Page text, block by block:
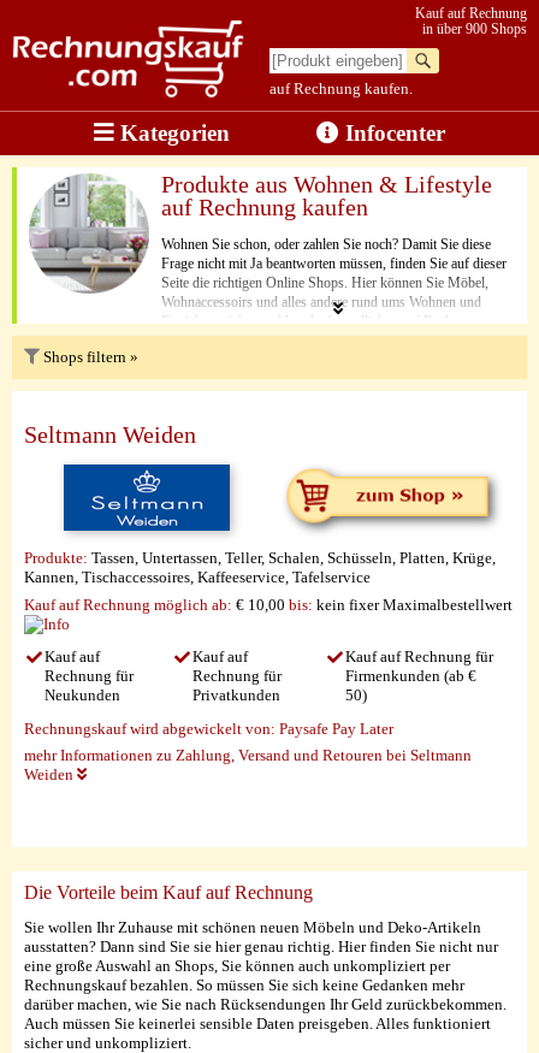
auf Rechnung kaufen.
Kauf auf Rechnung
in über 900 Shops
Kategorien Infocenter
Produkte aus Wohnen & Lifestyle
auf Rechnung kaufen
Wohnen Sie schon, oder zahlen Sie noch? Damit Sie diese
Frage nicht mit Ja beantworten müssen, finden Sie auf dieser
Seite die richtigen Online Shops. Hier können Sie Möbel,
Wohnaccessoirs und alles andere rund ums Wohnen und
Einrichten sicher und kundenfreundlichen auf Rechnung
bestellen und nach erhalt der Lieferung zahlen.
Shops filtern »
Seltmann Weiden
Produkte: Tassen, Untertassen, Teller, Schalen, Schüsseln, Platten, Krüge,
Kannen, Tischaccessoires, Kaffeeservice, Tafelservice
Kauf auf Rechnung möglich ab: € 10,00 bis: kein fixer Maximalbestellwert
Kauf auf
Rechnung für
Neukunden
Kauf auf
Rechnung für
Privatkunden
Kauf auf Rechnung für
Firmenkunden (ab €
50)
Rechnungskauf wird abgewickelt von: Paysafe Pay Later
mehr Informationen zu Zahlung, Versand und Retouren bei Seltmann
Weiden
Die Vorteile beim Kauf auf Rechnung
Sie wollen Ihr Zuhause mit schönen neuen Möbeln und Deko-Artikeln
ausstatten? Dann sind Sie sie hier genau richtig. Hier finden Sie nicht nur
eine große Auswahl an Shops, Sie können auch unkompliziert per
Rechnungskauf bezahlen. So müssen Sie sich keine Gedanken mehr
darüber machen, wie Sie nach Rücksendungen Ihr Geld zurückbekommen.
Auch müssen Sie keinerlei sensible Daten preisgeben. Alles funktioniert
sicher und unkompliziert.